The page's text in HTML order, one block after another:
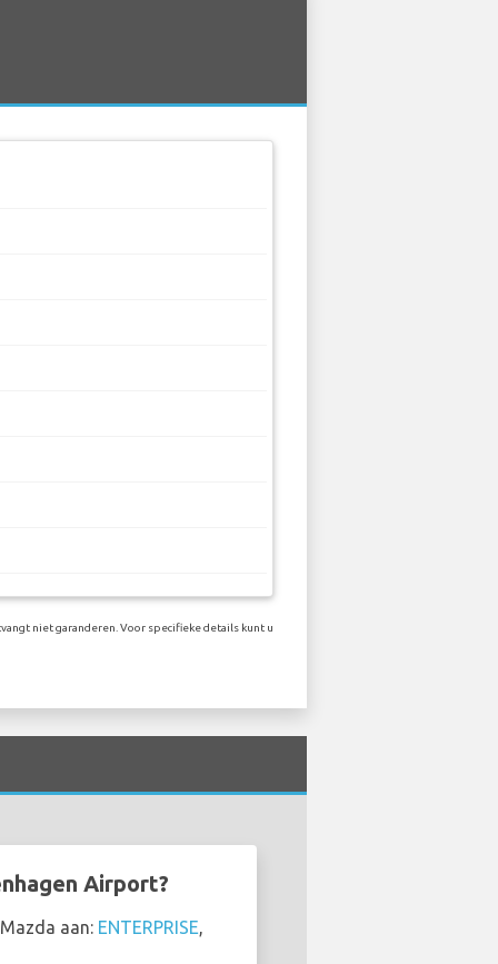
niet garanderen. Voor specifieke details kunt u
Airport?
aan: ENTERPRISE,